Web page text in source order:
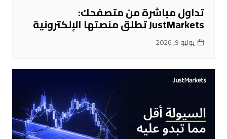
تداول مباشرة من متصفحك:
JustMarkets تطلق منصتها الإلكترونية
يوليو 9, 2026